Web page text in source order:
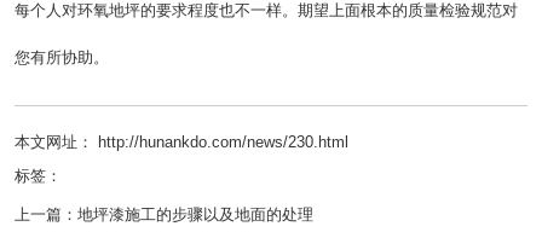
每个人对环氧地坪的要求程度也不一样。期望上面根本的质量检验规范对
您有所协助。
本文网址： http://hunankdo.com/news/230.html
标签：
上一篇： 地坪漆施工的步骤以及地面的处理